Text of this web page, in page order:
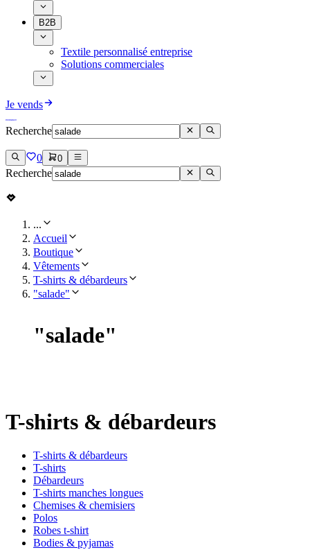
B2B
Textile personnalisé entreprise
Solutions commerciales
Je vends
Recherche
0 0
Recherche
...
Accueil
Boutique
Vêtements
T-shirts & débardeurs
"salade"
"salade"
T-shirts & débardeurs
T-shirts & débardeurs
T-shirts
Débardeurs
T-shirts manches longues
Chemises & chemisiers
Polos
Robes t-shirt
Bodies & pyjamas